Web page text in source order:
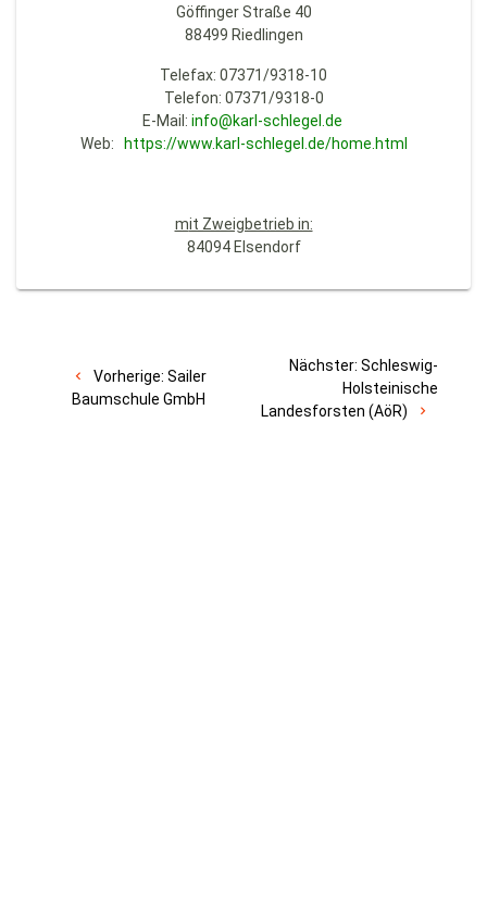
Göffinger Straße 40
88499 Riedlingen
Telefax: 07371/9318-10
Telefon: 07371/9318-0
E-Mail: info@karl-schlegel.de
Web: https://www.karl-schlegel.de/home.html
mit Zweigbetrieb in:
84094 Elsendorf
Vorherige: Sailer
Baumschule GmbH
Nächster: Schleswig-
Holsteinische
Landesforsten (AöR)